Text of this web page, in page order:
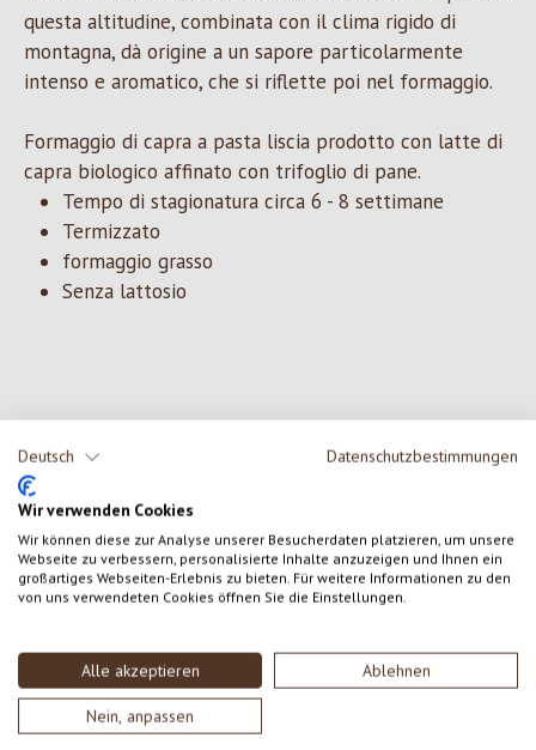
Deutsch Datenschutzbestimmungen
Wir verwenden Cookies
Wir können diese zur Analyse unserer Besucherdaten platzieren, um unsere
Webseite zu verbessern, personalisierte Inhalte anzuzeigen und Ihnen ein
großartiges Webseiten-Erlebnis zu bieten. Für weitere Informationen zu den
von uns verwendeten Cookies öffnen Sie die Einstellungen.
Alle akzeptieren Ablehnen
Nein, anpassen
questa altitudine, combinata con il clima rigido di
montagna, dà origine a un sapore particolarmente
intenso e aromatico, che si riflette poi nel formaggio.
Formaggio di capra a pasta liscia prodotto con latte di
capra biologico affinato con trifoglio di pane.
Tempo di stagionatura circa 6 - 8 settimane
Termizzato
formaggio grasso
Senza lattosio
Valutazione media di 0 su 5 stelle
Formula una valutazione!
Condividi le tue esperienze con il prodotto con altri clienti.
Visualizza le valutazioni solo nella lingua corrente.